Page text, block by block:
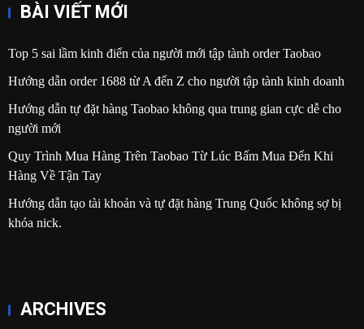
BÀI VIẾT MỚI
Top 5 sai lầm kinh điển của người mới tập tành order Taobao
Hướng dẫn order 1688 từ A đến Z cho người tập tành kinh doanh
Hướng dẫn tự đặt hàng Taobao không qua trung gian cực dễ cho
người mới
Quy Trình Mua Hàng Trên Taobao Từ Lúc Bấm Mua Đến Khi
Hàng Về Tận Tay
Hướng dẫn tạo tài khoản và tự đặt hàng Trung Quốc không sợ bị
khóa nick.
ARCHIVES